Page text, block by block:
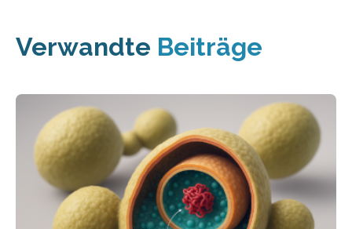
Verwandte Beiträge